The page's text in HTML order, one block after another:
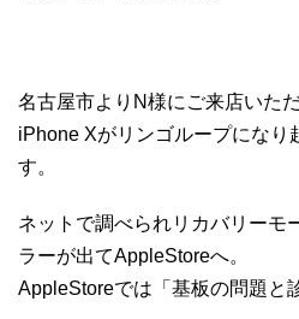
名古屋市よりN様にご来店いた
iPhone Xがリンゴループになり
す。
ネットで調べられリカバリーモ
ラーが出てAppleStoreへ。
AppleStoreでは「基板の問題と